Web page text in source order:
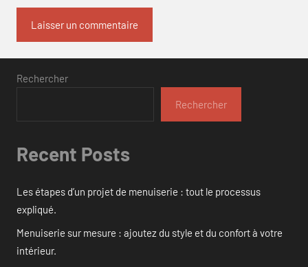
Rechercher
Rechercher
Recent Posts
Les étapes d’un projet de menuiserie : tout le processus
expliqué.
Menuiserie sur mesure : ajoutez du style et du confort à votre
intérieur.